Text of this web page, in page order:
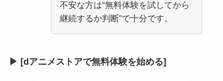
不安な方は“無料体験を試してから
継続するか判断”で十分です。
▶ [dアニメストアで無料体験を始める]